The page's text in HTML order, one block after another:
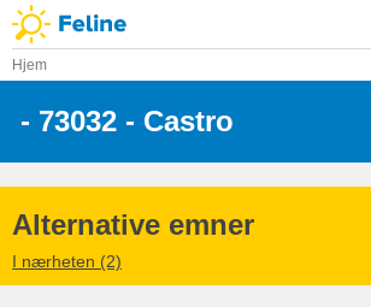
Hjem
- 73032 - Castro
Alternative emner
I nærheten (2)